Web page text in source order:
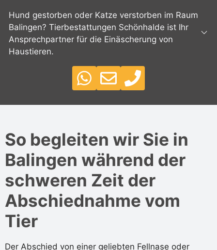
Hund gestorben oder Katze verstorben im Raum
Balingen? Tierbestattungen Schönhalde ist Ihr
Ansprechpartner für die Einäscherung von
Haustieren.
So begleiten wir Sie in
Balingen während der
schweren Zeit der
Abschiednahme vom
Tier
Der Abschied von einer geliebten Fellnase oder